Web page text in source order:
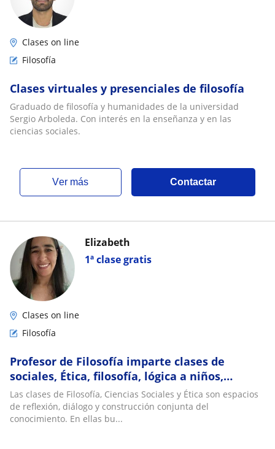
Clases on line
Filosofía
Clases virtuales y presenciales de filosofía
Graduado de filosofía y humanidades de la universidad
Sergio Arboleda. Con interés en la enseñanza y en las
ciencias sociales.
ver más Contactar
1ª clase gratis
Elizabeth
Clases on line
Filosofía
Profesor de Filosofía imparte clases de
sociales, Ética, filosofía, lógica a niños,
jóvenes de todas las edades
Las clases de Filosofía, Ciencias Sociales y Ética son espacios
de reflexión, diálogo y construcción conjunta del
conocimiento. En ellas bu...